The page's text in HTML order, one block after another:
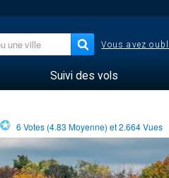
Vous avez
Suivi des vols
6 Votes (4.83 Moyenne) et2.664Vues